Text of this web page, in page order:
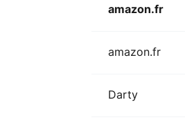
amazon.fr
amazon.fr
Darty